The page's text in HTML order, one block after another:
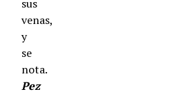
sus
venas,
y
se
nota.
Pez